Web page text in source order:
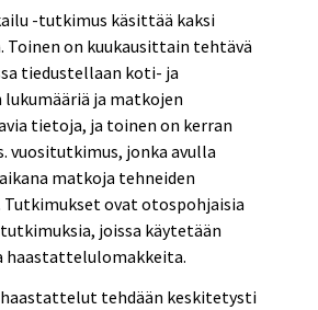
-tutkimus käsittää kaksi
on kuukausittain tehtävä
tiedustellaan koti- ja
ja matkojen
tietoja, ja toinen on kerran
vuositutkimus, jonka avulla
matkoja tehneiden
Tutkimukset ovat otospohjaisia
joissa käytetään
haastattelulomakkeita.
tehdään keskitetysti